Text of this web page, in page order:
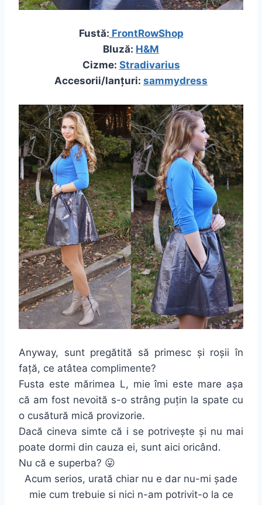
Fustă: FrontRowShop
Bluză: H&M
Cizme: Stradivarius
Accesorii/lanțuri: sammydress
Anyway, sunt pregătită să primesc și roșii în
față, ce atâtea complimente?
Fusta este mărimea L, mie îmi este mare așa
că am fost nevoită s-o strâng puțin la spate cu
o cusătură mică provizorie.
Dacă cineva simte că i se potrivește și nu mai
poate dormi din cauza ei, sunt aici oricând.
Nu că e superba? 😛
Acum serios, urată chiar nu e dar nu-mi șade
mie cum trebuie si nici n-am potrivit-o la ce